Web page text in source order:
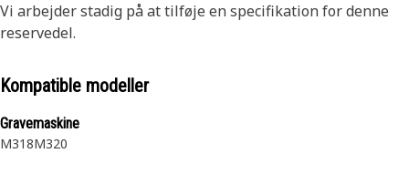
Vi arbejder stadig på at tilføje en specifikation for denne
reservedel.
Kompatible modeller
Gravemaskine
M318M320